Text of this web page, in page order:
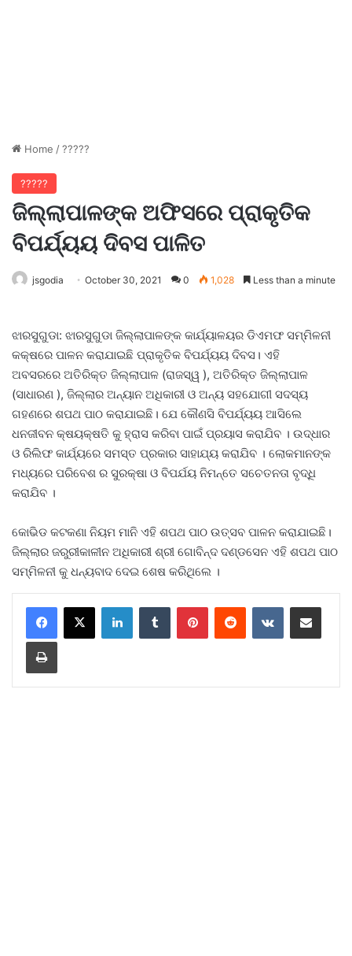
Home /?????
?????
ଜିଲ୍ଲାପାଳଙ୍କ ଅଫିସରେ ପ୍ରାକୃତିକ
ବିପର୍ଯ୍ୟୟ ଦିବସ ପାଳିତ
jsgodia October 30, 2021 0 1,028 Less than a minute
ଝାରସୁଗୁଡା: ଝାରସୁଗୁଡା ଜିଲ୍ଲାପାଳଙ୍କ କାର୍ଯ୍ୟାଳୟର ଡିଏମଫ ସମ୍ମିଳନୀ
କକ୍ଷରେ ପାଳନ କରାଯାଇଛି ପ୍ରାକୃତିକ ବିପର୍ଯ୍ୟୟ ଦିବସ। ଏହି
ଅବସରରେ ଅତିରିକ୍ତ ଜିଲ୍ଲାପାଳ (ରାଜସ୍ୱ ), ଅତିରିକ୍ତ ଜିଲ୍ଲାପାଳ
(ସାଧାରଣ ), ଜିଲ୍ଲାର ଅନ୍ୟାନ ଅଧିକାରୀ ଓ ଅନ୍ୟ ସହଯୋଗୀ ସଦସ୍ୟ
ଗହଣରେ ଶପଥ ପାଠ କରାଯାଇଛି। ଯେ କୌଣସି ବିପର୍ଯ୍ୟୟ ଆସିଲେ
ଧନଜୀବନ କ୍ଷୟକ୍ଷତି କୁ ହ୍ରାସ କରିବା ପାଇଁ ପ୍ରୟାସ କରାଯିବ । ଉଦ୍ଧାର
ଓ ରିଲିଫ କାର୍ଯ୍ୟରେ ସମସ୍ତ ପ୍ରକାର ସାହାଯ୍ୟ କରାଯିବ । ଲୋକମାନଙ୍କ
ମଧ୍ୟରେ ପରିବେଶ ର ସୁରକ୍ଷା ଓ ବିପର୍ଯୟ ନିମନ୍ତେ ସଚେତନତା ବୃଦ୍ଧି
କରାଯିବ ।
କୋଭିଡ କଟକଣା ନିୟମ ମାନି ଏହି ଶପଥ ପାଠ ଉତ୍ସବ ପାଳନ କରାଯାଇଛି।
ଜିଲ୍ଲାର ଜରୁରୀକାଳୀନ ଅଧିକାରୀ ଶ୍ରୀ ଗୋବିନ୍ଦ ଦଣ୍ଡସେନ ଏହି ଶପଥ ପାଠ
ସମ୍ମିଳନୀ କୁ ଧନ୍ୟବାଦ ଦେଇ ଶେଷ କରିଥିଲେ ।
LinkedInTumblr PinterestReddit VKontakteShare via Email
Print